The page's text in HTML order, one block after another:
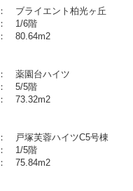
エント柏光ヶ丘
6階
台ハイツ
5階
芙蓉ハイツC5号棟
5階